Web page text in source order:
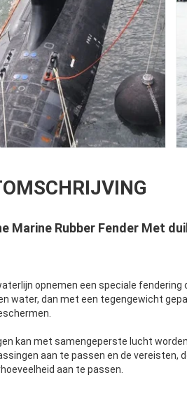
Marine Rubber Fender Met
opnemen een speciale fendering
water, dan met een tegengewicht
kan met samengeperste lucht
aan te passen en de vereisten,
aan te passen.